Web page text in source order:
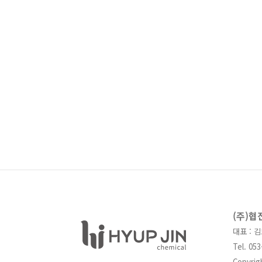
(주)협
대표 :
Tel.